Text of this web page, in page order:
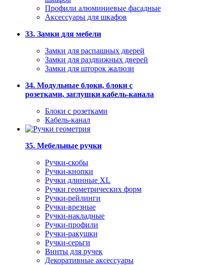
Профили алюминиевые фасадные
Аксессуары для шкафов
33. Замки для мебели
Замки для распашных дверей
Замки для раздвижных дверей
Замки для шторок жалюзи
34. Модульные блоки, блоки с
розетками, заглушки кабель-канала
Блоки с розетками
Кабель-канал
35. Мебельные ручки
Ручки-скобы
Ручки-кнопки
Ручки длинные XL
Ручки геометрических форм
Ручки-рейлинги
Ручки-врезные
Ручки-накладные
Ручки-профили
Ручки-ракушки
Ручки-серьги
Винты для ручек
Декоративные аксессуары